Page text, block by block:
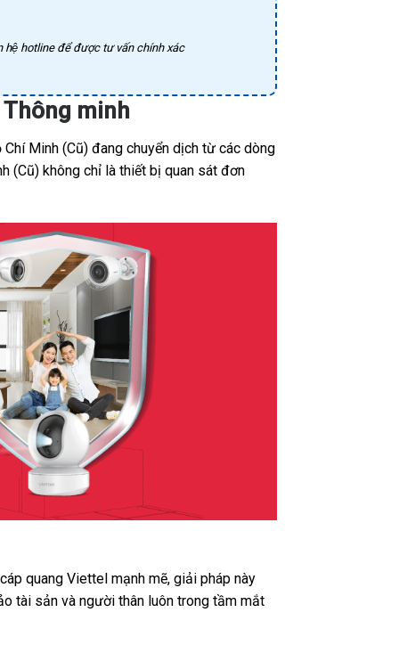
hệ hotline để được tư vấn chính xác
Thông minh
Minh (Cũ) đang chuyển dịch từ các dòng
(Cũ) không chỉ là thiết bị quan sát đơn
quang Viettel mạnh mẽ, giải pháp này
tài sản và người thân luôn trong tầm mắt